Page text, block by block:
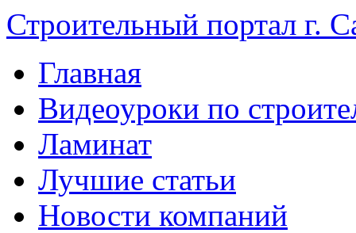
Строительный портал г.
Главная
Видеоуроки по
Ламинат
Лучшие статьи
Новости компаний